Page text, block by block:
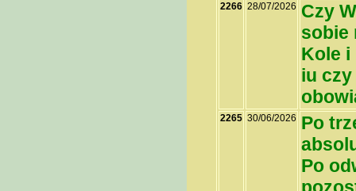
2266 28/07/2026 Czy
sobie
Kole i
iu czy
2265 30/06/2026 Po
Po